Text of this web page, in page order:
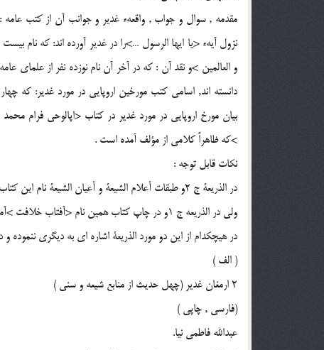
مقدمه , سوال و جواب , واقعهء غدير و جوانب آن از كتب
نزول آيهء <يا ايها الرسول …>را در غدير آورده اند: كه نام
و العالمين >و نقد آن : كه در آخر آن نام نوزده نفر از علماى
دانسته اند, اسامى كتب مورخين اروپايى در مورد غدير: كه
بيان مورخ اروپايى در مورد غدير در كتاب <اپالوحى فرام
>كه ظاهراً كلامى از مؤلف آمده است .
نكات قابل توجه :
در الذريعة ج 2و طبقات أعلام الشيعة و أعيان الشيعة نام اين كتاب <اعجاز داودى >آمده است .
ولى در الذريعه ج 1و در چاپ كتاب همين نام <آفتاب خلافت >آمده است .
در هيچكدام از اين دو مورد الذريعة اشاره اى به ديگرى ننموده و درج 2نام مؤلف را يادآور
( الف )
2 ارمغان غدير (چهل حديث از منابع شيعه و سنى )
(فارسى , چاپى )
عبدالله فاطمى نيا.